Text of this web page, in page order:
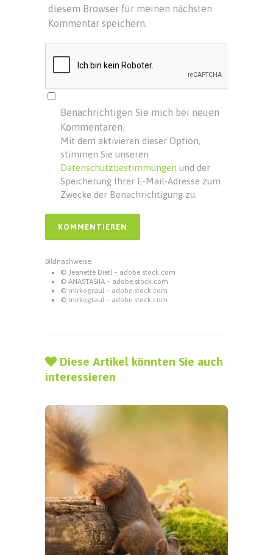
diesem Browser für meinen nächsten
Kommentar speichern.
Benachrichtigen Sie mich bei neuen
Kommentaren.
Mit dem aktivieren dieser Option,
stimmen Sie unseren
Datenschutzbestimmungen und der
Speicherung Ihrer E-Mail-Adresse zum
Zwecke der Benachrichtigung zu.
Bildnachweise:
© Jeanette Dietl – adobe.stock.com
© ANASTASIIA – adobe.stock.com
© mirkograul – adobe.stock.com
© mirkograul – adobe.stock.com
Diese Artikel könnten Sie auch
interessieren